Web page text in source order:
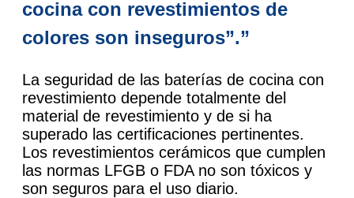
cocina con revestimientos de
colores son inseguros”.”
La seguridad de las baterías de cocina con
revestimiento depende totalmente del
material de revestimiento y de si ha
superado las certificaciones pertinentes.
Los revestimientos cerámicos que cumplen
las normas LFGB o FDA no son tóxicos y
son seguros para el uso diario.